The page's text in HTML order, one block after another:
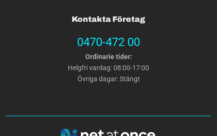
Kontakta Företag
0470-472 00
Ordinarie tider:
Helgfri vardag: 08:00-17:00
Övriga dagar: Stängt